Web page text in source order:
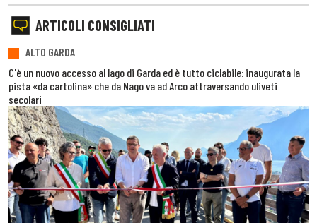
ARTICOLI CONSIGLIATI
ALTO GARDA
C'è un nuovo accesso al lago di Garda ed è tutto ciclabile: inaugurata la
pista «da cartolina» che da Nago va ad Arco attraversando uliveti
secolari